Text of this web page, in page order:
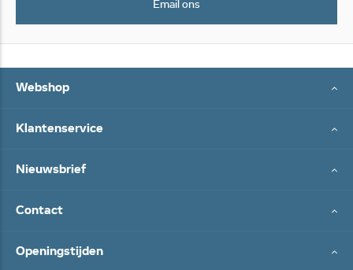
Email ons
Webshop
Klantenservice
Nieuwsbrief
Contact
Openingstijden